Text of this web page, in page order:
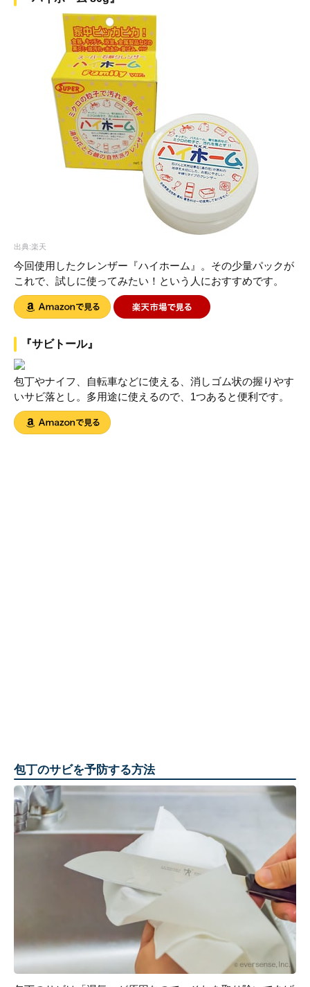
出典:楽天
今回使用したクレンザー『ハイホーム』。その少量パックが
これで、試しに使ってみたい！という人におすすめです。
『サビトール』
包丁やナイフ、自転車などに使える、消しゴム状の握りやす
いサビ落とし。多用途に使えるので、1つあると便利です。
包丁のサビを予防する方法